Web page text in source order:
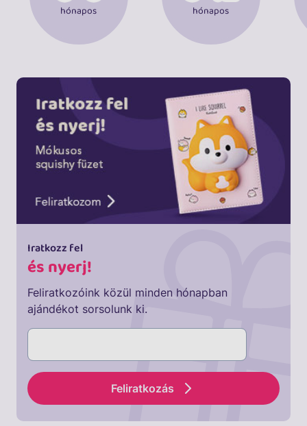
hónapos hónapos
Iratkozz fel
és nyerj!
Feliratkozóink közül minden hónapban
ajándékot sorsolunk ki.
Feliratkozás